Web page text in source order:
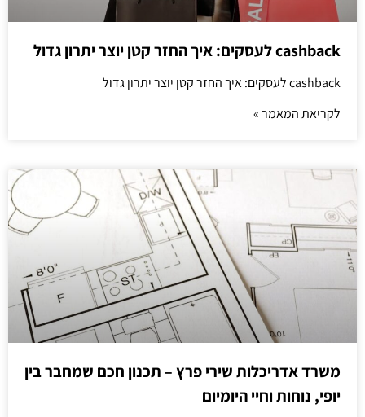
cashback לעסקים: איך החזר קטן יוצר יתרון גדול
cashback לעסקים: איך החזר קטן יוצר יתרון גדול
לקריאת המאמר »
משרד אדריכלות שירי פרץ – תכנון חכם שמחבר בין
יופי, נוחות וחיי היומיום